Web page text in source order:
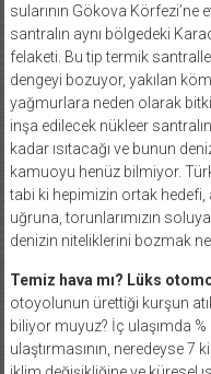
sularının Gökova
santralın aynı bölgedeki
felaketi. Bu tip termik
dengeyi bozuyor, yakılan
yağmurlara neden olarak
inşa edilecek nükleer
kadar ısıtacağı ve bunun
kamuoyu henüz bilmiyor.
tabi ki hepimizin ortak
uğruna, torunlarımızın
denizin niteliklerini bozmak
Temiz hava mı? Lüks
otoyolunun ürettiği kurşun
biliyor muyuz? İç ulaşımda %
ulaştırmasının, neredeyse